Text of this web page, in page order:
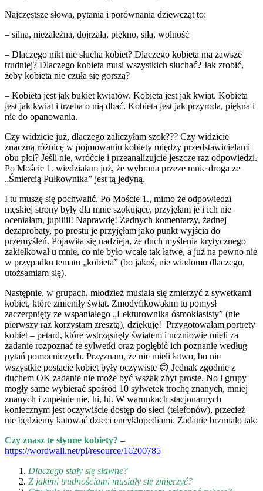
Najczęstsze słowa, pytania i porównania dziewcząt to:
– silna, niezależna, dojrzała, piękno, siła, wolność
– Dlaczego nikt nie słucha kobiet? Dlaczego kobieta ma zawsze
trudniej? Dlaczego kobieta musi wszystkich słuchać? Jak zrobić,
żeby kobieta nie czuła się gorszą?
– Kobieta jest jak bukiet kwiatów. Kobieta jest jak kwiat. Kobieta
jest jak kwiat i trzeba o nią dbać. Kobieta jest jak przyroda, piękna i
nie do opanowania.
Czy widzicie już, dlaczego zaliczyłam szok??? Czy widzicie
znaczną różnicę w pojmowaniu kobiety między przedstawicielami
obu płci? Jeśli nie, wróćcie i przeanalizujcie jeszcze raz odpowiedzi.
Po Moście 1. wiedziałam już, że wybrana przeze mnie droga ze
„Śmiercią Pułkownika” jest tą jedyną.
I tu muszę się pochwalić. Po Moście 1., mimo że odpowiedzi
męskiej strony były dla mnie szokujące, przyjęłam je i ich nie
oceniałam, jupiiiii! Naprawdę! Żadnych komentarzy, żadnej
dezaprobaty, po prostu je przyjęłam jako punkt wyjścia do
przemyśleń. Pojawiła się nadzieja, że duch myślenia krytycznego
zakiełkował u mnie, co nie było wcale tak łatwe, a już na pewno nie
w przypadku tematu „kobieta” (bo jakoś, nie wiadomo dlaczego,
utożsamiam się).
Następnie, w grupach, młodzież musiała się zmierzyć z sywetkami
kobiet, które zmieniły świat. Zmodyfikowałam tu pomysł
zaczerpnięty ze wspaniałego „Lekturownika ósmoklasisty” (nie
pierwszy raz korzystam zresztą), dziękuję! Przygotowałam portrety
kobiet – petard, które wstrząsnęły światem i uczniowie mieli za
zadanie rozpoznać te sylwetki oraz pogłębić ich poznanie według
pytań pomocniczych. Przyznam, że nie mieli łatwo, bo nie
wszystkie postacie kobiet były oczywiste 😊 Jednak zgodnie z
duchem OK zadanie nie może być wszak zbyt proste. No i grupy
mogły same wybierać spośród 10 sylwetek trochę znanych, mniej
znanych i zupełnie nie, hi, hi. W warunkach stacjonarnych
koniecznym jest oczywiście dostęp do sieci (telefonów), przecież
nie będziemy katować dzieci encyklopediami. Zadanie brzmiało tak:
Czy znasz te słynne kobiety? –
https://wordwall.net/pl/resource/16200785
Dlaczego stały się sławne?
Z jakimi trudnościami musiały się zmierzyć?